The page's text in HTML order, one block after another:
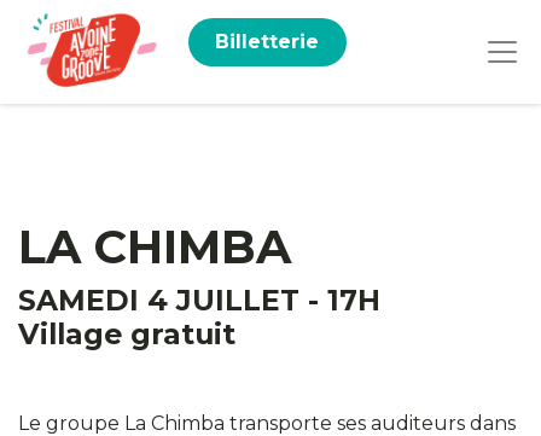
Billetterie
LA CHIMBA
SAMEDI 4 JUILLET - 17H
Village gratuit
Le groupe La Chimba transporte ses auditeurs dans